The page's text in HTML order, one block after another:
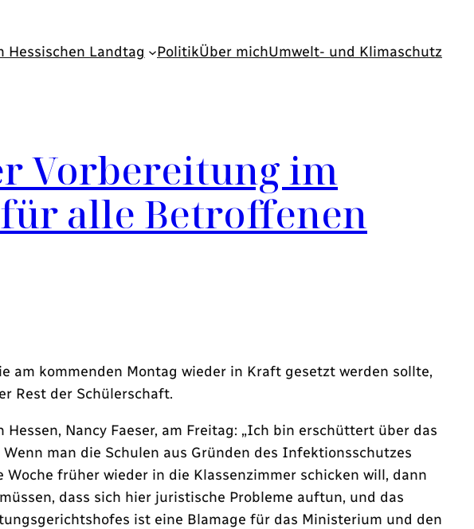
Hessischen Landtag PolitikÜber michUmwelt- und Klimaschutz
Vorbereitung im
alle Betroffenen
kommenden Montag wieder in Kraft gesetzt werden sollte,
Rest der Schülerschaft.
Nancy Faeser, am Freitag: „Ich bin erschüttert über das
man die Schulen aus Gründen des Infektionsschutzes
früher wieder in die Klassenzimmer schicken will, dann
dass sich hier juristische Probleme auftun, und das
ist eine Blamage für das Ministerium und den